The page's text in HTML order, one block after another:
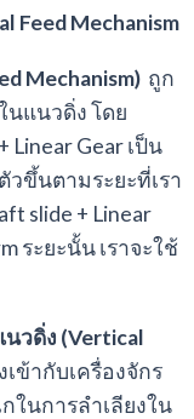
Feed Mechanism
Mechanism) ถูก
แนวดิ่ง โดย
Gear เป็น
ขึ้นตามระยะที่เรา
slide + Linear
ระยะนั้น เราจะใช้
วดิ่ง (Vertical
ข้ากับเครื่องจักร
ในการลำเลียงใน